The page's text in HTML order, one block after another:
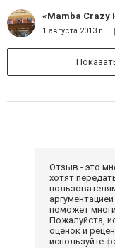
1 августа 2013 г.
Отзыв - это
хотят
поможет
Пожалуйста,
оценок и
используйте